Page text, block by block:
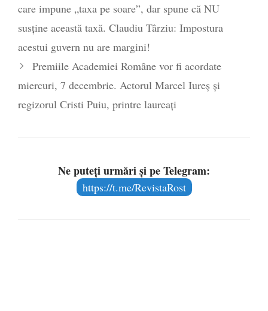
care impune „taxa pe soare”, dar spune că NU
susține această taxă. Claudiu Târziu: Impostura
acestui guvern nu are margini!
Premiile Academiei Române vor fi acordate
miercuri, 7 decembrie. Actorul Marcel Iureș și
regizorul Cristi Puiu, printre laureați
Ne puteți urmări și pe Telegram:
https://t.me/RevistaRost